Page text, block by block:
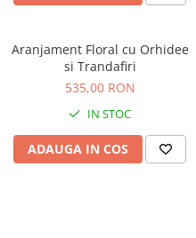
Aranjament Floral cu Orhidee
si Trandafiri
535,00 RON
IN STOC
ADAUGA IN COS